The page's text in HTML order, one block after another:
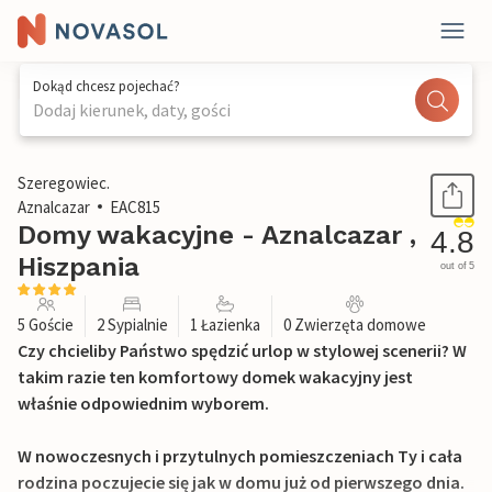
Dokąd chcesz pojechać?
Dodaj kierunek, daty, gości
1 / 16
Szeregowiec.
Aznalcazar
EAC815
Domy wakacyjne - Aznalcazar ,
Hiszpania
4.8
out of 5
5 Goście 2 Sypialnie 1 Łazienka 0 Zwierzęta domowe
Czy chcieliby Państwo spędzić urlop w stylowej scenerii? W
takim razie ten komfortowy domek wakacyjny jest
właśnie odpowiednim wyborem.
W nowoczesnych i przytulnych pomieszczeniach Ty i cała
rodzina poczujecie się jak w domu już od pierwszego dnia.